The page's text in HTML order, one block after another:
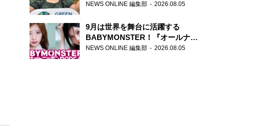
NEWS ONLINE 編集部 2026.08.05
9月は世界を舞台に活躍する
BABYMONSTER！『オールナイ
トニッポンPODCAST』月替わり
NEWS ONLINE 編集部 2026.08.05